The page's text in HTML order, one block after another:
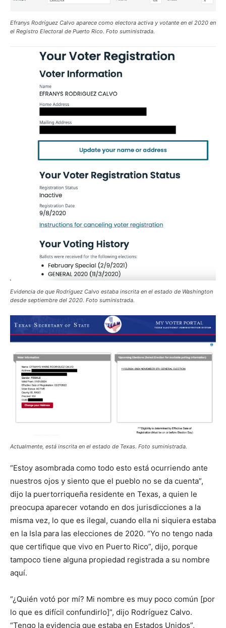
Efranys Rodríguez Calvo aparece como electora activa y votante en el 2020 en
el Registro Electoral de Puerto Rico. Foto suministrada.
Evidencia de que Rodríguez Calvo estaba inscrita en el estado de Washington
desde septiembre del 2020. Foto suministrada.
Actualmente, está inscrita en el estado de Texas. Foto suministrada.
“Estoy asombrada como todo esto está ocurriendo ante
nuestros ojos y siento que el pueblo no se da cuenta”,
dijo la puertorriqueña residente en Texas, a quien le
preocupa aparecer votando en dos jurisdicciones a la
misma vez, lo que es ilegal, cuando ella ni siquiera estaba
en la Isla para las elecciones de 2020. “Yo no tengo nada
que certifique que vivo en Puerto Rico”, dijo, porque
tampoco tiene alguna propiedad registrada a su nombre
aquí.
“¿Quién votó por mí? Mi nombre es muy poco común [por
lo que es difícil confundirlo]”, dijo Rodríguez Calvo.
“Tengo la evidencia que estaba en Estados Unidos”,